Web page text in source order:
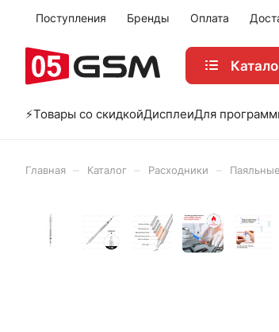
Поступления Бренды Оплата
⚡️Товары со скидкойДисплеиДля
Главная Каталог Расходники